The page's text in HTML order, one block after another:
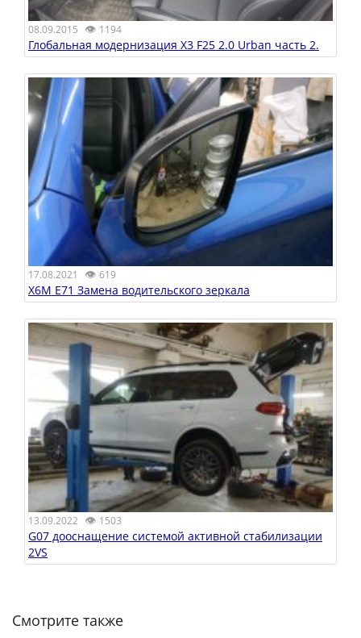
08.09.2015 👁 1194
Глобальная модернизация X3 F25 2.0 Urban часть 2.
17.08.2021 👁 619
X6M E71 Замена водительского зеркала
13.09.2022 👁 1503
G07 дооснащение системой активной стабилизации
2VS
Смотрите также